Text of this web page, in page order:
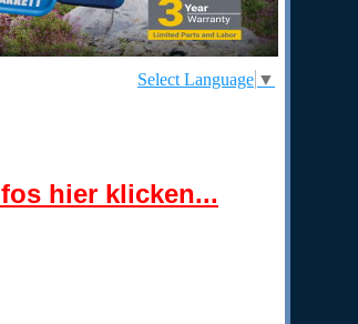
Select Language ▼
hier klicken...